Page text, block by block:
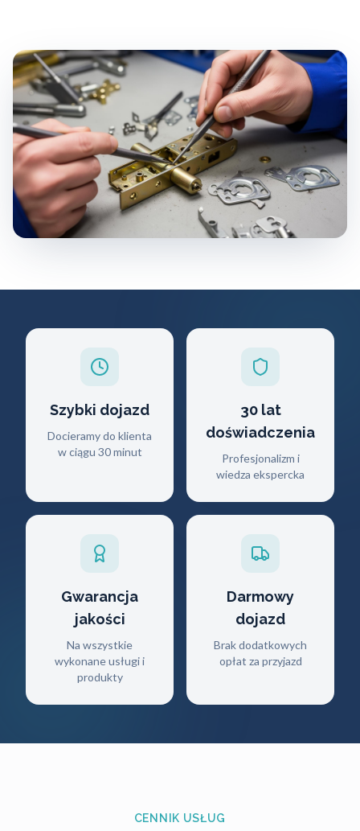
Szybki dojazd
Docieramy do klienta
w ciągu 30 minut
30 lat
doświadczenia
Profesjonalizm i
wiedza ekspercka
Gwarancja
jakości
Na wszystkie
wykonane usługi i
produkty
Darmowy
dojazd
Brak dodatkowych
opłat za przyjazd
CENNIK USŁUG